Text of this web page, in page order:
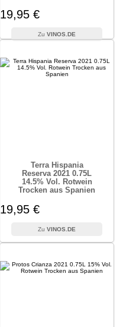
19,95 €
VINOS.DE
Terra Hispania
Reserva 2021 0.75L
14.5% Vol. Rotwein
Trocken aus Spanien
19,95 €
VINOS.DE